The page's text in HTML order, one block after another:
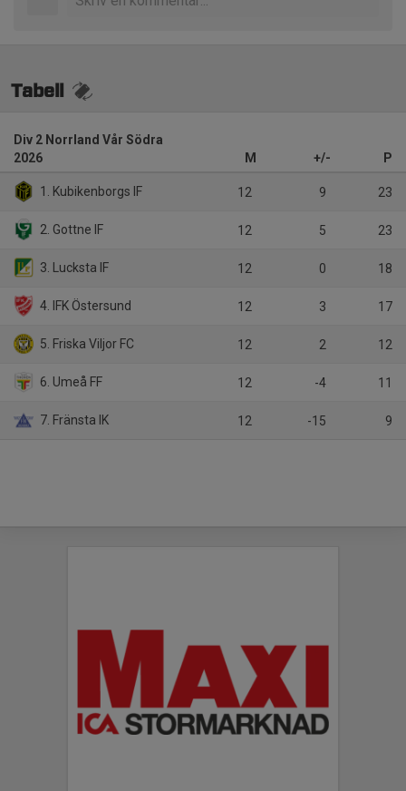
Tabell
Div 2 Norrland Vår Södra
2026
M +/- P
1. Kubikenborgs IF 12 9 23
2. Gottne IF 12 5 23
3. Lucksta IF 12 0 18
4. IFK Östersund 12 3 17
5. Friska Viljor FC 12 2 12
6. Umeå FF 12 -4 11
7. Fränsta IK 12 -15 9